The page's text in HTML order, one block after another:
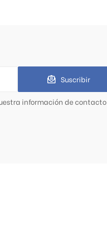
Suscribir
información de